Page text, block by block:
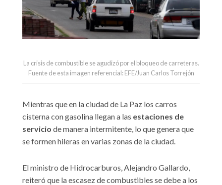
La crisis de combustible se agudizó por el bloqueo de carreteras.
Fuente de esta imagen referencial: EFE/Juan Carlos Torrejón
Mientras que en la ciudad de La Paz los carros
cisterna con gasolina llegan a las estaciones de
servicio de manera intermitente, lo que genera que
se formen hileras en varias zonas de la ciudad.
El ministro de Hidrocarburos, Alejandro Gallardo,
reiteró que la escasez de combustibles se debe a los